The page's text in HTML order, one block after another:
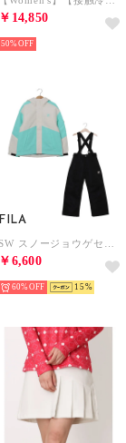
￥14,850
50%
FILA
￥6,600
60% 15